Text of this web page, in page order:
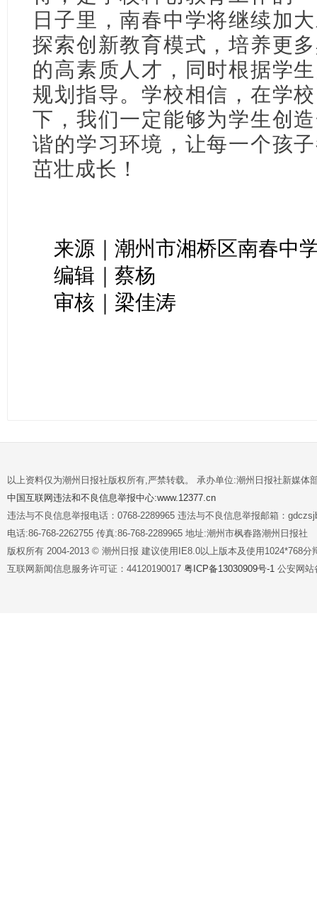
日子里，南春中学将继续加
探索创新教育模式，培养更
的高素质人才，同时根据学
规划指导。学校相信，在学
下，我们一定能够为学生创
谐的学习环境，让每一个孩
茁壮成长！
来源｜潮州市湘桥区南春中
编辑｜蔡杨
审核｜梁佳涛
以上资料仅为潮州日报社版权所有,严禁转载。 承办单位:潮州日报社新媒体
中国互联网违法和不良信息举报中心:www.12377.cn
违法与不良信息举报电话：0768-2289965 违法与不良信息举报邮箱：
电话:86-768-2262755 传真:86-768-2289965 地址:潮州市枫春路潮州日报社
版权所有 2004-2013 © 潮州日报 建议使用IE8.0以上版本及使用1024*768分
互联网新闻信息服务许可证：44120190017 粤ICP备13030909号-1 公安网站